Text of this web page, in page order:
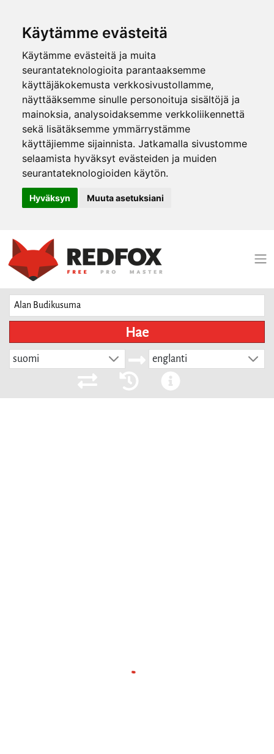
Käytämme evästeitä
Käytämme evästeitä ja muita
seurantateknologioita parantaaksemme
käyttäjäkokemusta verkkosivustollamme,
näyttääksemme sinulle personoituja sisältöjä ja
mainoksia, analysoidaksemme verkkoliikennettä
sekä lisätäksemme ymmärrystämme
käyttäjiemme sijainnista. Jatkamalla sivustomme
selaamista hyväksyt evästeiden ja muiden
seurantateknologioiden käytön.
Hyväksyn Muuta asetuksiani
Hae
suomi englanti